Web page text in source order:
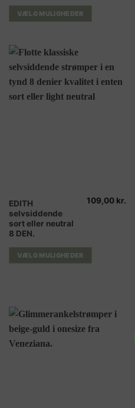
VÆLG MULIGHEDER
Mulighederne
kan
på
varesiden
EDITH
selvsiddende
sort eller neutral
8 DEN.
109,00 kr.
VÆLG MULIGHEDER
Dette
vare
har
flere
varianter.
Mulighederne
varesiden